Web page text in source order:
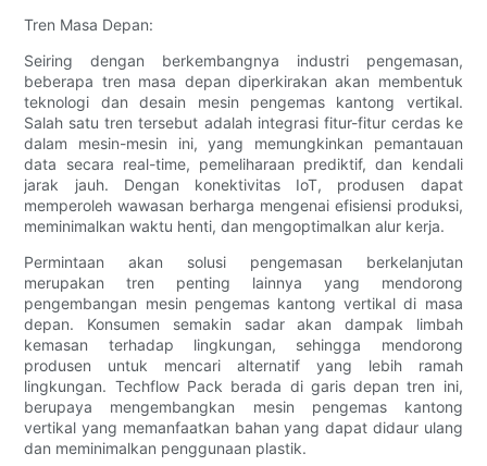
Tren Masa Depan:
Seiring dengan berkembangnya industri pengemasan,
beberapa tren masa depan diperkirakan akan membentuk
teknologi dan desain mesin pengemas kantong vertikal.
Salah satu tren tersebut adalah integrasi fitur-fitur cerdas ke
dalam mesin-mesin ini, yang memungkinkan pemantauan
data secara real-time, pemeliharaan prediktif, dan kendali
jarak jauh. Dengan konektivitas IoT, produsen dapat
memperoleh wawasan berharga mengenai efisiensi produksi,
meminimalkan waktu henti, dan mengoptimalkan alur kerja.
Permintaan akan solusi pengemasan berkelanjutan
merupakan tren penting lainnya yang mendorong
pengembangan mesin pengemas kantong vertikal di masa
depan. Konsumen semakin sadar akan dampak limbah
kemasan terhadap lingkungan, sehingga mendorong
produsen untuk mencari alternatif yang lebih ramah
lingkungan. Techflow Pack berada di garis depan tren ini,
berupaya mengembangkan mesin pengemas kantong
vertikal yang memanfaatkan bahan yang dapat didaur ulang
dan meminimalkan penggunaan plastik.